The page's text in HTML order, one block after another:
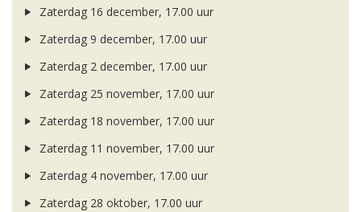
Zaterdag 16 december, 17.00 uur
Zaterdag 9 december, 17.00 uur
Zaterdag 2 december, 17.00 uur
Zaterdag 25 november, 17.00 uur
Zaterdag 18 november, 17.00 uur
Zaterdag 11 november, 17.00 uur
Zaterdag 4 november, 17.00 uur
Zaterdag 28 oktober, 17.00 uur